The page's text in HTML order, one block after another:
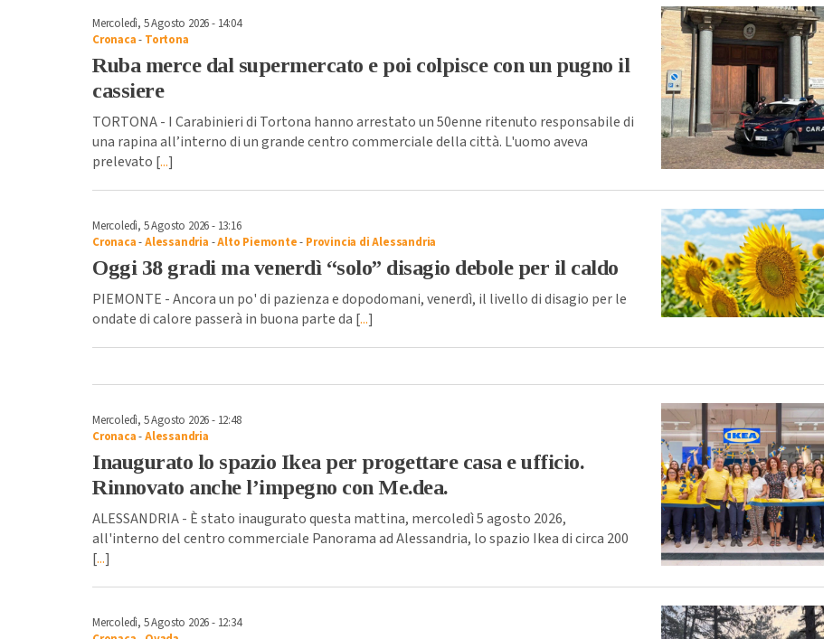
Mercoledì, 5 Agosto 2026 - 14:04
Cronaca- Tortona
Ruba merce dal supermercato e poi colpisce con un pugno il
cassiere
TORTONA - I Carabinieri di Tortona hanno arrestato un 50enne ritenuto responsabile di
una rapina all’interno di un grande centro commerciale della città. L'uomo aveva
prelevato [...]
Mercoledì, 5 Agosto 2026 - 13:16
Cronaca-Alessandria -Alto Piemonte- Provincia di Alessandria
Oggi 38 gradi ma venerdì “solo” disagio debole per il caldo
PIEMONTE - Ancora un po' di pazienza e dopodomani, venerdì, il livello di disagio per le
ondate di calore passerà in buona parte da [...]
Mercoledì, 5 Agosto 2026 - 12:48
Cronaca-Alessandria
Inaugurato lo spazio Ikea per progettare casa e ufficio.
Rinnovato anche l’impegno con Me.dea.
ALESSANDRIA - È stato inaugurato questa mattina, mercoledì 5 agosto 2026,
all'interno del centro commerciale Panorama ad Alessandria, lo spazio Ikea di circa 200
[...]
Mercoledì, 5 Agosto 2026 - 12:34